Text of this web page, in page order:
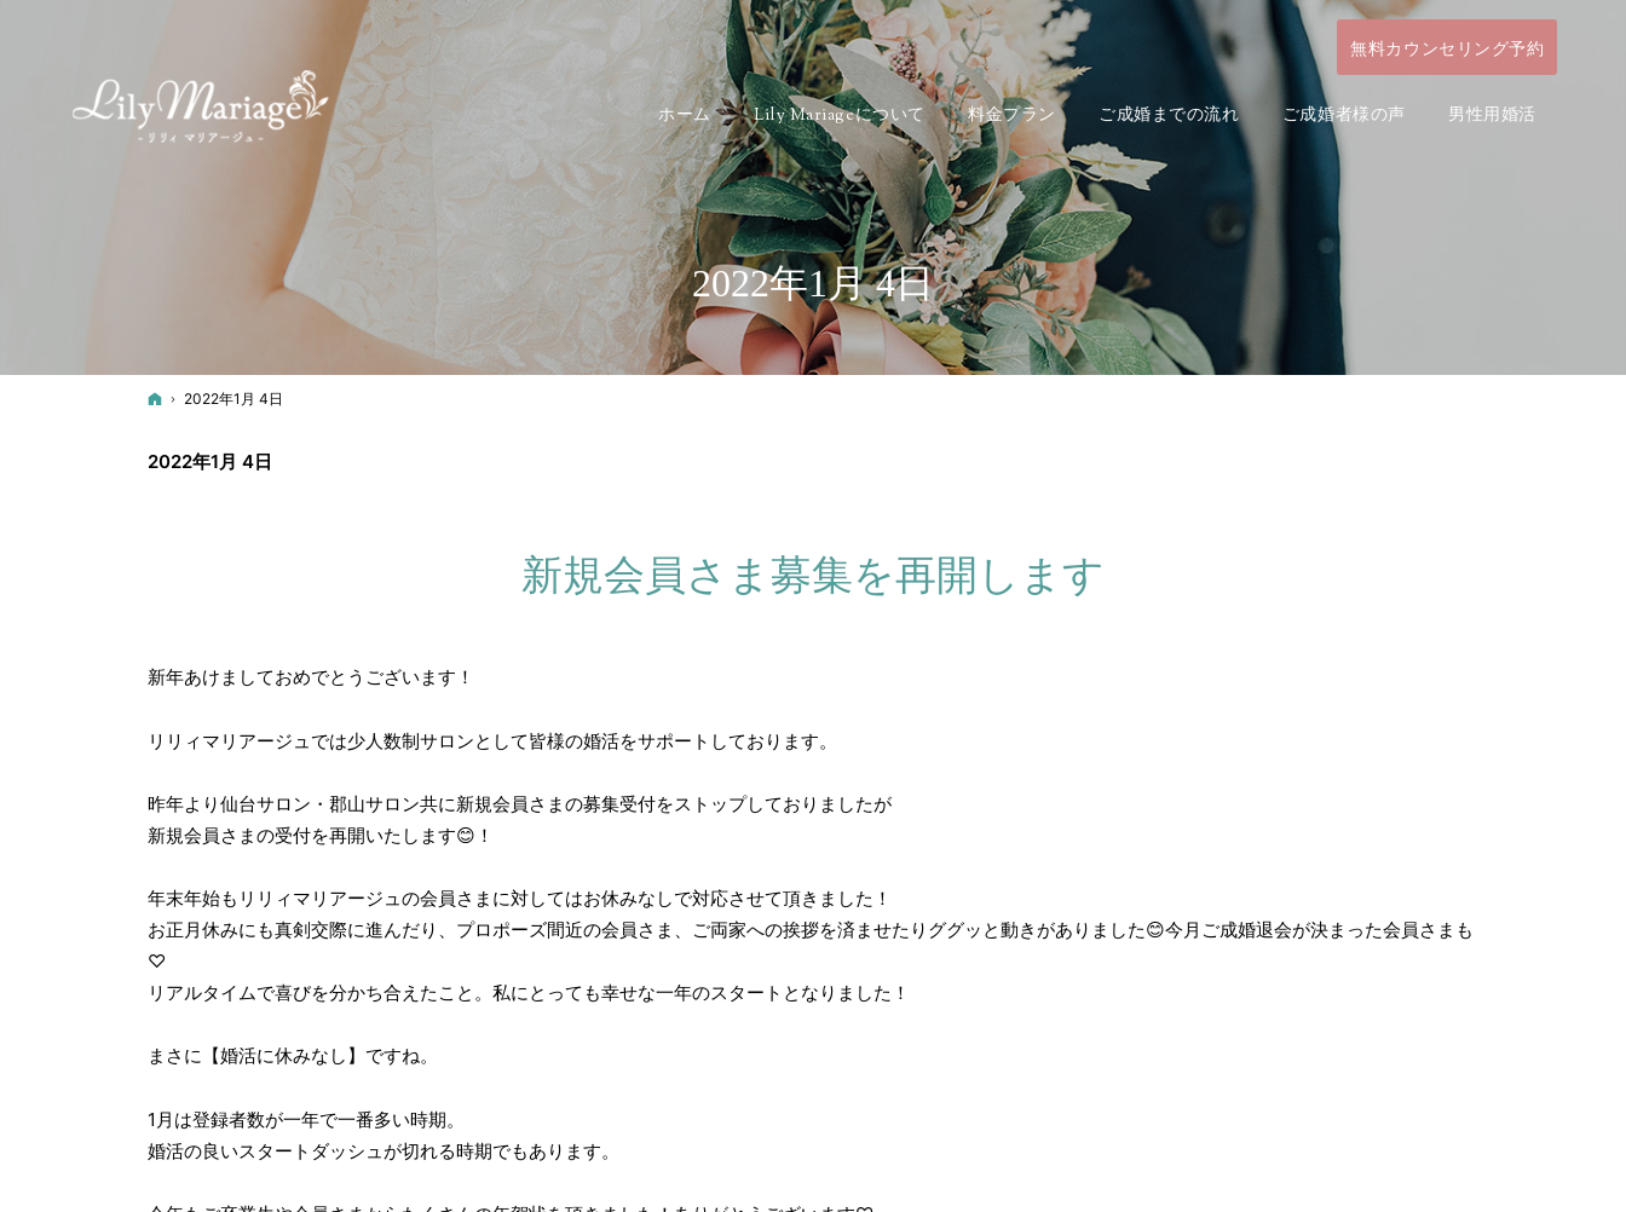
2022年1月 4日
ホーム
2022年1月 4日
2022年1月 4日
新規会員さま募集を再開します
新年あけましておめでとうございます！
リリィマリアージュでは少人数制サロンとして皆様の婚活をサポートしております。
昨年より仙台サロン・郡山サロン共に新規会員さまの募集受付をストップしておりましたが
新規会員さまの受付を再開いたします😊！
年末年始もリリィマリアージュの会員さまに対してはお休みなしで対応させて頂きました！
お正月休みにも真剣交際に進んだり、プロポーズ間近の会員さま、ご両家への挨拶を済ませたりググッと動きがありました😊今月ご成婚退会が決まった会員さまも
♡
リアルタイムで喜びを分かち合えたこと。私にとっても幸せな一年のスタートとなりました！
まさに【婚活に休みなし】ですね。
1月は登録者数が一年で一番多い時期。
婚活の良いスタートダッシュが切れる時期でもあります。
無料カウンセリング予約
ホーム Lily Mariageについて 料金プラン ご成婚までの流れ ご成婚者様の声 男性用婚活